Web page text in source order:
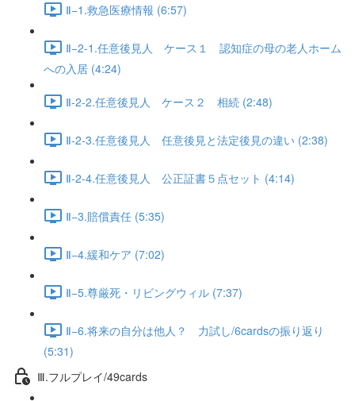
Ⅱ−1.救急医療情報 (6:57)
Ⅱ−2-1.任意後見人 ケース１ 認知症の母の老人ホーム
への入居 (4:24)
Ⅱ-2-2.任意後見人 ケース２ 相続 (2:48)
Ⅱ-2-3.任意後見人 任意後見と法定後見の違い (2:38)
Ⅱ-2-4.任意後見人 公正証書５点セット (4:14)
Ⅱ−3.賠償責任 (5:35)
Ⅱ−4.緩和ケア (7:02)
Ⅱ−5.尊厳死・リビングウィル (7:37)
Ⅱ−6.将来の自分は他人？ 力試し/6cardsの振り返り
(5:31)
Ⅲ.フルプレイ/49cards